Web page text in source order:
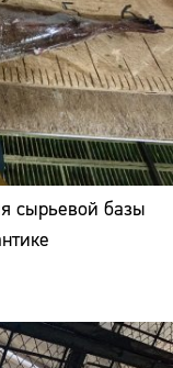
сырьевой базы